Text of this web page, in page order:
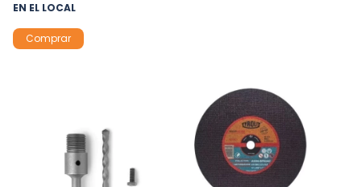
EN EL LOCAL
Comprar